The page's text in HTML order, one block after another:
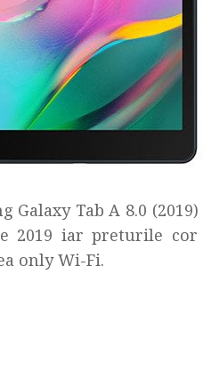
Galaxy Tab A 8.0
2019 iar preturile
only Wi-Fi.